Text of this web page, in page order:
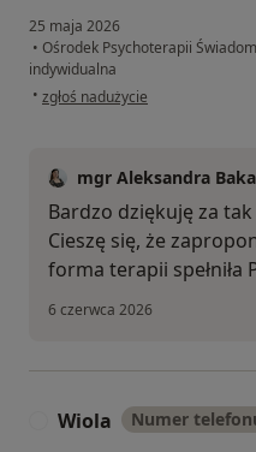
25 maja 2026
• Ośrodek Psychoterapii
indywidualna
• w opinii użytkownika P.
zgłoś nadużycie
mgr Aleksandra
Bardzo dziękuję za
Cieszę się, że
forma terapii spełniła
6 czerwca 2026
Wiola Numer